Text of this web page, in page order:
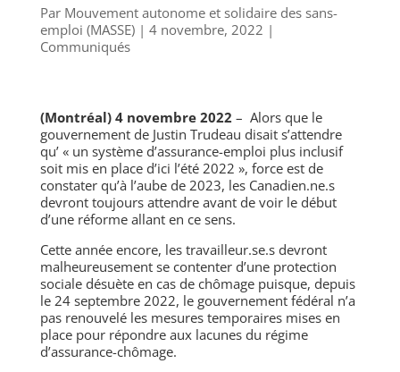
Par Mouvement autonome et solidaire des sans-
emploi (MASSE)| 4 novembre, 2022 |
Communiqués
(Montréal) 4 novembre 2022 – Alors que le
gouvernement de Justin Trudeau disait s’attendre
qu’ « un système d’assurance-emploi plus inclusif
soit mis en place d’ici l’été 2022 », force est de
constater qu’à l’aube de 2023, les Canadien.ne.s
devront toujours attendre avant de voir le début
d’une réforme allant en ce sens.
Cette année encore, les travailleur.se.s devront
malheureusement se contenter d’une protection
sociale désuète en cas de chômage puisque, depuis
le 24 septembre 2022, le gouvernement fédéral n’a
pas renouvelé les mesures temporaires mises en
place pour répondre aux lacunes du régime
d’assurance-chômage.